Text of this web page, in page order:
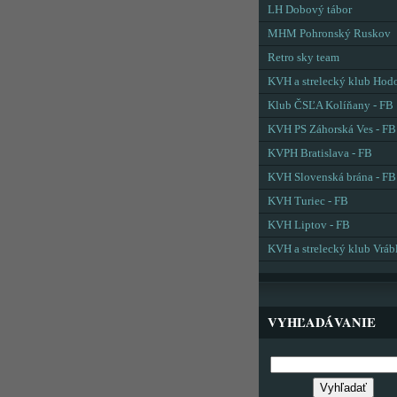
LH Dobový tábor
MHM Pohronský Ruskov
Retro sky team
KVH a strelecký klub
Klub ČSĽA Kolíňany - FB
KVH PS Záhorská Ves - FB
KVPH Bratislava - FB
KVH Slovenská brána - FB
KVH Turiec - FB
KVH Liptov - FB
KVH a strelecký klub
VYHĽADÁVANIE